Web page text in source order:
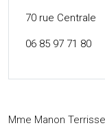
70 rue Centrale
06 85 97 71 80
Mme Manon Terrisse